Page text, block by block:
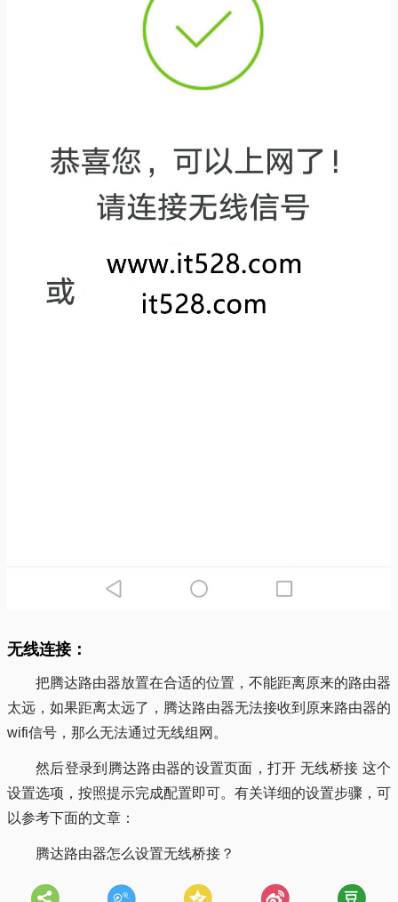
无线连接：
把腾达路由器放置在合适的位置，不能距离原来的路由器
太远，如果距离太远了，腾达路由器无法接收到原来路由器的
wifi信号，那么无法通过无线组网。
然后登录到腾达路由器的设置页面，打开 无线桥接 这个
设置选项，按照提示完成配置即可。有关详细的设置步骤，可
以参考下面的文章：
腾达路由器怎么设置无线桥接？